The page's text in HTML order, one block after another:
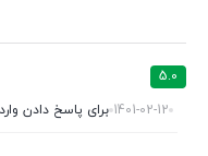
5.0
1401-02-12 برای پاسخ دادن